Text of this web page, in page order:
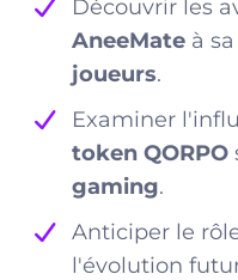
Découvrir les
AneeMate à sa
joueurs.
Examiner
token QORPO
gaming.
Anticiper le
l'évolution